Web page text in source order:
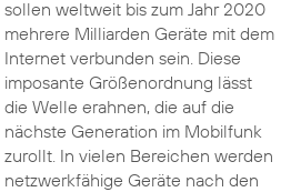
sollen weltweit bis zum Jahr 2020
mehrere Milliarden Geräte mit dem
Internet verbunden sein. Diese
imposante Größenordnung lässt
die Welle erahnen, die auf die
nächste Generation im Mobilfunk
zurollt. In vielen Bereichen werden
netzwerkfähige Geräte nach den